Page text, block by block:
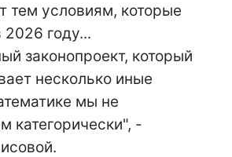
тем условиям, которые
2026 году...
законопроект, который
несколько иные
мы не
категорически", -